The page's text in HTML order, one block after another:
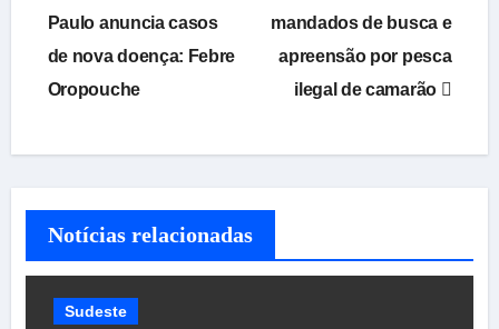
de
Post
Paulo anuncia casos
de nova doença: Febre
Oropouche
mandados de busca e
apreensão por pesca
ilegal de camarão
Notícias relacionadas
Sudeste